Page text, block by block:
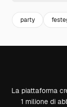
party
La piattaforma
1 milione di